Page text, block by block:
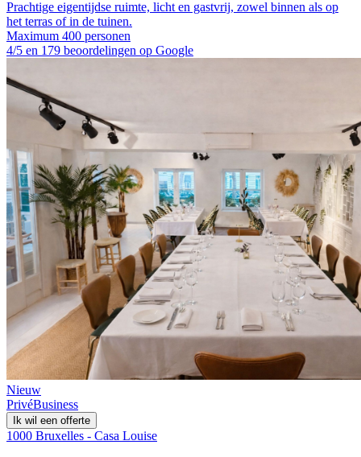
Prachtige eigentijdse ruimte, licht en gastvrij, zowel binnen als op
het terras of in de tuinen.
Maximum 400 personen
4/5 en 179 beoordelingen op Google
Nieuw
PrivéBusiness
Ik wil een offerte
1000 Bruxelles - Casa Louise